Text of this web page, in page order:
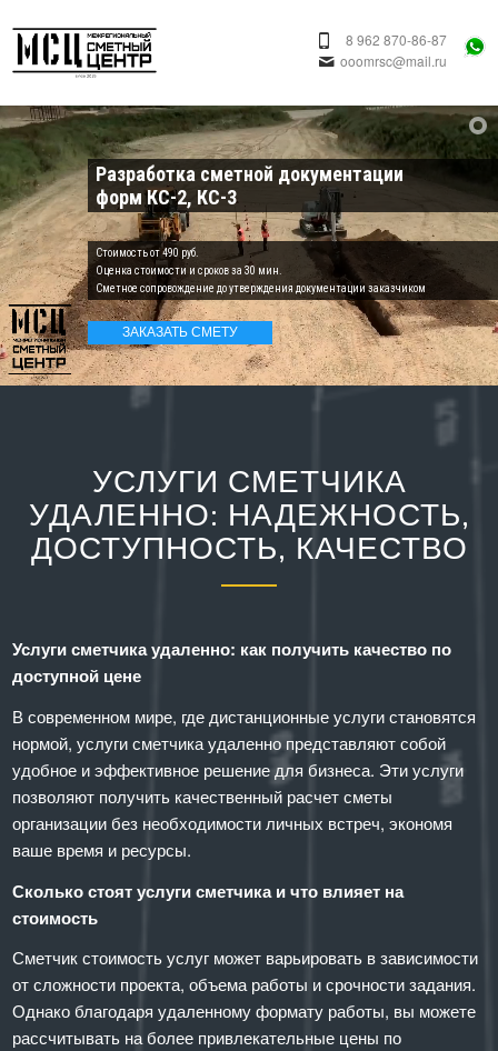
8 962 870-86-87
ooomrsc@mail.ru
Cтоимость от 490 руб.
Оценка стоимости и сроков за 30 мин.
Сметное сопровождение до утверждения документации заказчиком
Разработка сметной документации
форм КС-2, КС-3
ЗАКАЗАТЬ СМЕТУ
УСЛУГИ СМЕТЧИКА
УДАЛЕННО: НАДЕЖНОСТЬ,
ДОСТУПНОСТЬ, КАЧЕСТВО
Услуги сметчика удаленно: как получить качество по
доступной цене
В современном мире, где дистанционные услуги становятся
нормой, услуги сметчика удаленно представляют собой
удобное и эффективное решение для бизнеса. Эти услуги
позволяют получить качественный расчет сметы
организации без необходимости личных встреч, экономя
ваше время и ресурсы.
Сколько стоят услуги сметчика и что влияет на
стоимость
Сметчик стоимость услуг может варьировать в зависимости
от сложности проекта, объема работы и срочности задания.
Однако благодаря удаленному формату работы, вы можете
рассчитывать на более привлекательные цены по